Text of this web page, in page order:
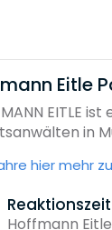
Eitle
EITLE
in
hier mehr
Reaktionszeit
Hoffmann